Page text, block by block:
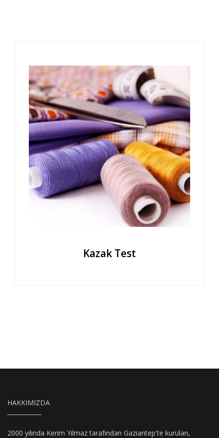
Kazak Test
HAKKIMIZDA
2000 yılında Kerim Yılmaz tarafından Gaziantep'te kurulan,